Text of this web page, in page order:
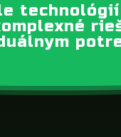
technológií